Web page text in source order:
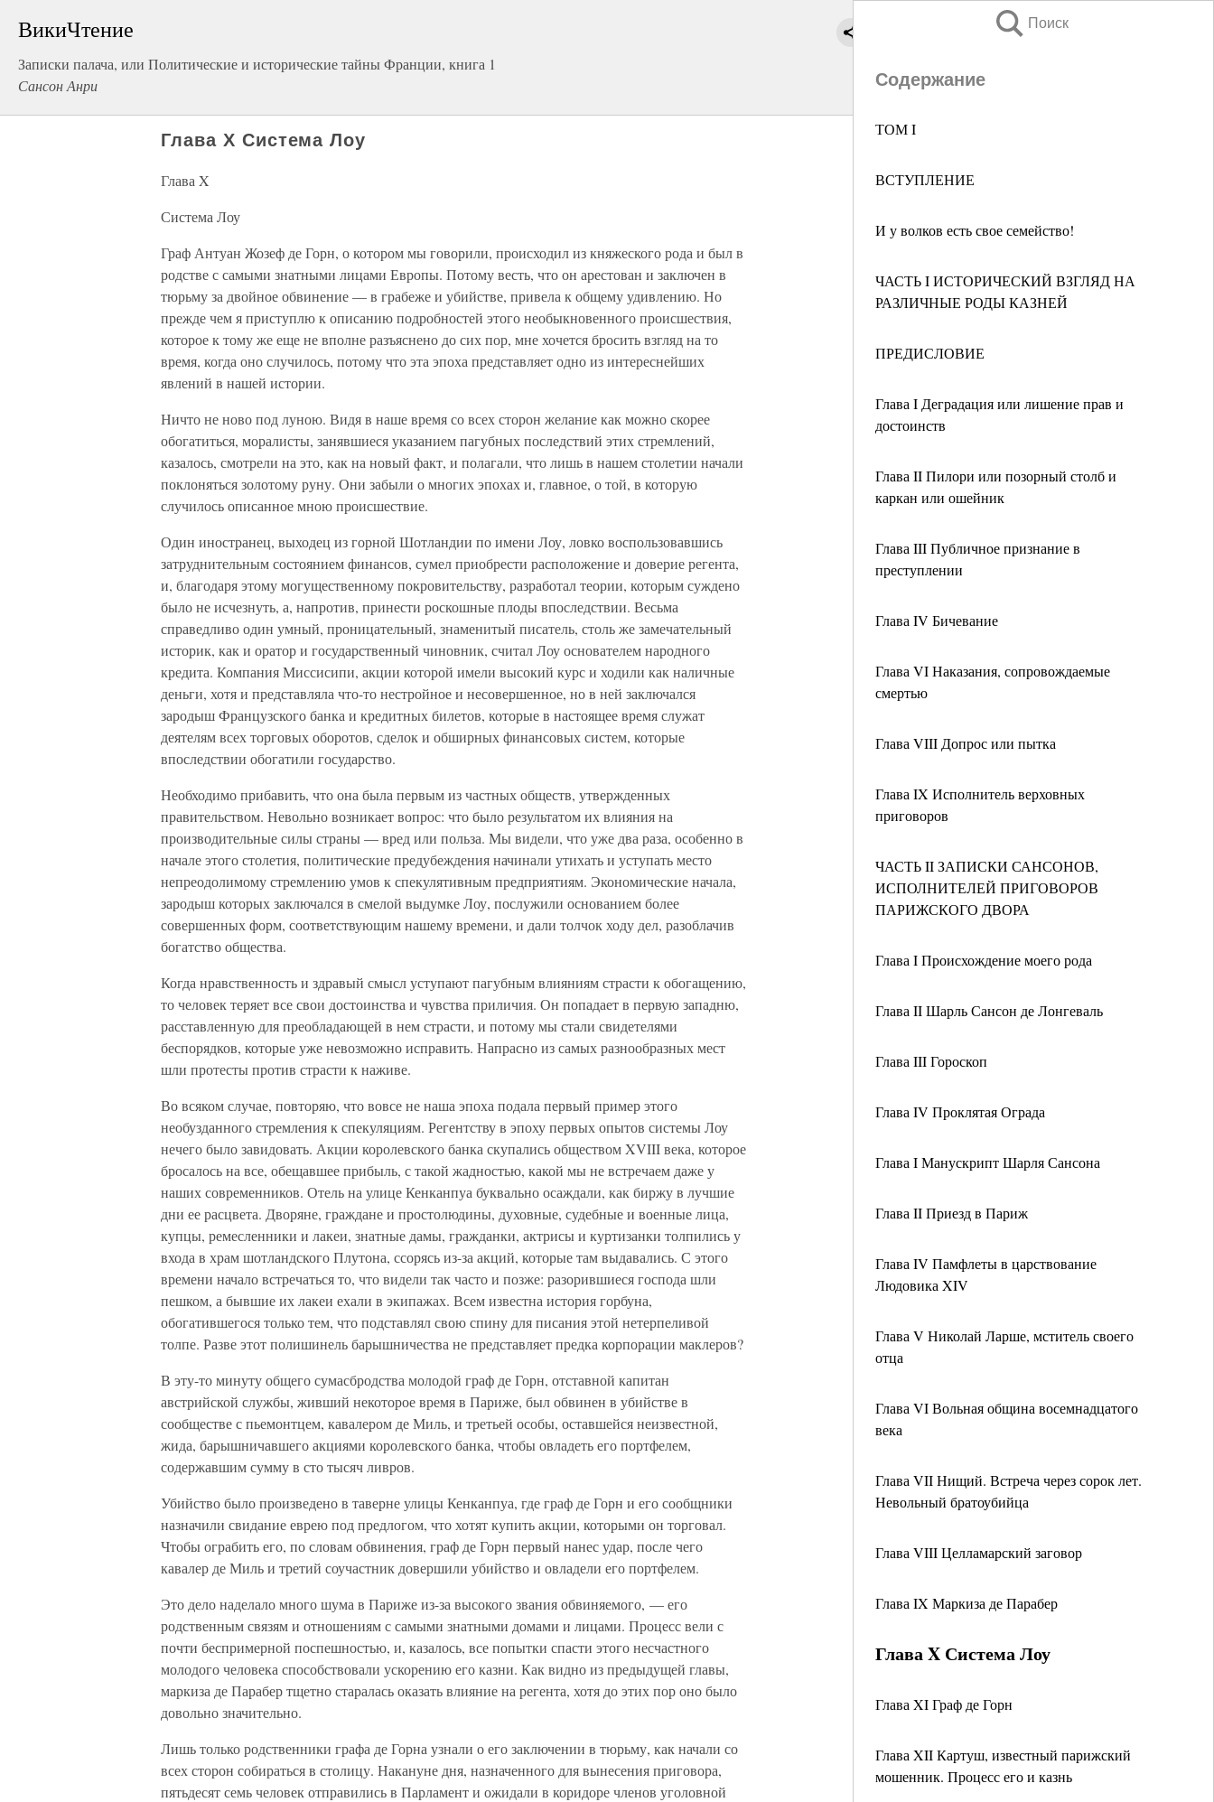
ВикиЧтение
Записки палача, или Политические и исторические тайны Франции, книга 1
Сансон Анри
Поиск
Содержание
ТОМ I
ВСТУПЛЕНИЕ
И у волков есть свое семейство!
ЧАСТЬ I ИСТОРИЧЕСКИЙ ВЗГЛЯД НА
РАЗЛИЧНЫЕ РОДЫ КАЗНЕЙ
ПРЕДИСЛОВИЕ
Глава I Деградация или лишение прав и
достоинств
Глава II Пилори или позорный столб и
каркан или ошейник
Глава III Публичное признание в
преступлении
Глава IV Бичевание
Глава VI Наказания, сопровождаемые
смертью
Глава VIII Допрос или пытка
Глава IX Исполнитель верховных
приговоров
ЧАСТЬ II ЗАПИСКИ САНСОНОВ,
ИСПОЛНИТЕЛЕЙ ПРИГОВОРОВ
ПАРИЖСКОГО ДВОРА
Глава I Происхождение моего рода
Глава II Шарль Сансон де Лонгеваль
Глава III Гороскоп
Глава IV Проклятая Ограда
Глава I Манускрипт Шарля Сансона
Глава II Приезд в Париж
Глава IV Памфлеты в царствование
Людовика XIV
Глава V Николай Ларше, мститель своего
отца
Глава VI Вольная община восемнадцатого
века
Глава VII Нищий. Встреча через сорок лет.
Невольный братоубийца
Глава VIII Целламарский заговор
Глава IX Маркиза де Парабер
Глава X Система Лоу
Глава XI Граф де Горн
Глава XII Картуш, известный парижский
мошенник. Процесс его и казнь
Глава X Система Лоу
Глава X
Система Лоу
Граф Антуан Жозеф де Горн, о котором мы говорили, происходил из княжеского рода и был в
родстве с самыми знатными лицами Европы. Потому весть, что он арестован и заключен в
тюрьму за двойное обвинение — в грабеже и убийстве, привела к общему удивлению. Но
прежде чем я приступлю к описанию подробностей этого необыкновенного происшествия,
которое к тому же еще не вполне разъяснено до сих пор, мне хочется бросить взгляд на то
время, когда оно случилось, потому что эта эпоха представляет одно из интереснейших
явлений в нашей истории.
Ничто не ново под луною. Видя в наше время со всех сторон желание как можно скорее
обогатиться, моралисты, занявшиеся указанием пагубных последствий этих стремлений,
казалось, смотрели на это, как на новый факт, и полагали, что лишь в нашем столетии начали
поклоняться золотому руну. Они забыли о многих эпохах и, главное, о той, в которую
случилось описанное мною происшествие.
Один иностранец, выходец из горной Шотландии по имени Лоу, ловко воспользовавшись
затруднительным состоянием финансов, сумел приобрести расположение и доверие регента,
и, благодаря этому могущественному покровительству, разработал теории, которым суждено
было не исчезнуть, а, напротив, принести роскошные плоды впоследствии. Весьма
справедливо один умный, проницательный, знаменитый писатель, столь же замечательный
историк, как и оратор и государственный чиновник, считал Лоу основателем народного
кредита. Компания Миссисипи, акции которой имели высокий курс и ходили как наличные
деньги, хотя и представляла что-то нестройное и несовершенное, но в ней заключался
зародыш Французского банка и кредитных билетов, которые в настоящее время служат
деятелям всех торговых оборотов, сделок и обширных финансовых систем, которые
впоследствии обогатили государство.
Необходимо прибавить, что она была первым из частных обществ, утвержденных
правительством. Невольно возникает вопрос: что было результатом их влияния на
производительные силы страны — вред или польза. Мы видели, что уже два раза, особенно в
начале этого столетия, политические предубеждения начинали утихать и уступать место
непреодолимому стремлению умов к спекулятивным предприятиям. Экономические начала,
зародыш которых заключался в смелой выдумке Лоу, послужили основанием более
совершенных форм, соответствующим нашему времени, и дали толчок ходу дел, разоблачив
богатство общества.
Когда нравственность и здравый смысл уступают пагубным влияниям страсти к обогащению,
то человек теряет все свои достоинства и чувства приличия. Он попадает в первую западню,
расставленную для преобладающей в нем страсти, и потому мы стали свидетелями
беспорядков, которые уже невозможно исправить. Напрасно из самых разнообразных мест
шли протесты против страсти к наживе.
Во всяком случае, повторяю, что вовсе не наша эпоха подала первый пример этого
необузданного стремления к спекуляциям. Регентству в эпоху первых опытов системы Лоу
нечего было завидовать. Акции королевского банка скупались обществом XVIII века, которое
бросалось на все, обещавшее прибыль, с такой жадностью, какой мы не встречаем даже у
наших современников. Отель на улице Кенканпуа буквально осаждали, как биржу в лучшие
дни ее расцвета. Дворяне, граждане и простолюдины, духовные, судебные и военные лица,
купцы, ремесленники и лакеи, знатные дамы, гражданки, актрисы и куртизанки толпились у
входа в храм шотландского Плутона, ссорясь из-за акций, которые там выдавались. С этого
времени начало встречаться то, что видели так часто и позже: разорившиеся господа шли
пешком, а бывшие их лакеи ехали в экипажах. Всем известна история горбуна,
обогатившегося только тем, что подставлял свою спину для писания этой нетерпеливой
толпе. Разве этот полишинель барышничества не представляет предка корпорации маклеров?
В эту-то минуту общего сумасбродства молодой граф де Горн, отставной капитан
австрийской службы, живший некоторое время в Париже, был обвинен в убийстве в
сообществе с пьемонтцем, кавалером де Миль, и третьей особы, оставшейся неизвестной,
жида, барышничавшего акциями королевского банка, чтобы овладеть его портфелем,
содержавшим сумму в сто тысяч ливров.
Убийство было произведено в таверне улицы Кенканпуа, где граф де Горн и его сообщники
назначили свидание еврею под предлогом, что хотят купить акции, которыми он торговал.
Чтобы ограбить его, по словам обвинения, граф де Горн первый нанес удар, после чего
кавалер де Миль и третий соучастник довершили убийство и овладели его портфелем.
Это дело наделало много шума в Париже из-за высокого звания обвиняемого, — его
родственным связям и отношениям с самыми знатными домами и лицами. Процесс вели с
почти беспримерной поспешностью, и, казалось, все попытки спасти этого несчастного
молодого человека способствовали ускорению его казни. Как видно из предыдущей главы,
маркиза де Парабер тщетно старалась оказать влияние на регента, хотя до этих пор оно было
довольно значительно.
Лишь только родственники графа де Горна узнали о его заключении в тюрьму, как начали со
всех сторон собираться в столицу. Накануне дня, назначенного для вынесения приговора,
пятьдесят семь человек отправились в Парламент и ожидали в коридоре членов уголовной